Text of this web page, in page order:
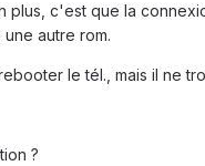
plus, c'est que la
autre rom.
le tél., mais il ne
?